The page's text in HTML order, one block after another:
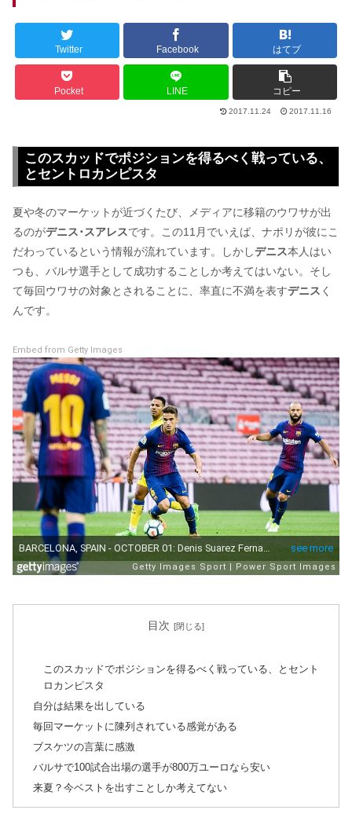
Twitter Facebook はてブ
Pocket LINE コピー
2017.11.24 2017.11.16
このスカッドでポジションを得るべく戦っている、
とセントロカンピスタ
夏や冬のマーケットが近づくたび、メディアに移籍のウワサが出
るのがデニス･スアレスです。この11月でいえば、ナポリが彼にこ
だわっているという情報が流れています。しかしデニス本人はい
つも、バルサ選手として成功することしか考えてはいない。そし
て毎回ウワサの対象とされることに、率直に不満を表すデニス く
んです。
Embed from Getty Images
目次
このスカッドでポジションを得るべく戦っている、とセント
ロカンピスタ
自分は結果を出している
毎回マーケットに陳列されている感覚がある
ブスケツの言葉に感激
バルサで100試合出場の選手が800万ユーロなら安い
来夏？今ベストを出すことしか考えてない